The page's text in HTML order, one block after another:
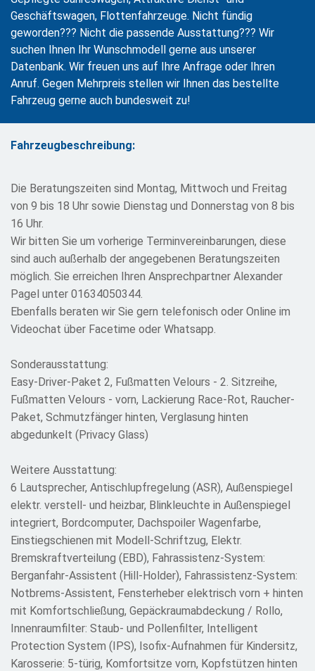
Geschäftswagen, Flottenfahrzeuge. Nicht fündig
geworden??? Nicht die passende Ausstattung??? Wir
suchen Ihnen Ihr Wunschmodell gerne aus unserer
Datenbank. Wir freuen uns auf Ihre Anfrage oder Ihren
Anruf. Gegen Mehrpreis stellen wir Ihnen das bestellte
Fahrzeug gerne auch bundesweit zu!
Fahrzeugbeschreibung:
Die Beratungszeiten sind Montag, Mittwoch und Freitag
von 9 bis 18 Uhr sowie Dienstag und Donnerstag von 8 bis
16 Uhr.
Wir bitten Sie um vorherige Terminvereinbarungen, diese
sind auch außerhalb der angegebenen Beratungszeiten
möglich. Sie erreichen Ihren Ansprechpartner Alexander
Pagel unter 01634050344.
Ebenfalls beraten wir Sie gern telefonisch oder Online im
Videochat über Facetime oder Whatsapp.
Sonderausstattung:
Easy-Driver-Paket 2, Fußmatten Velours - 2. Sitzreihe,
Fußmatten Velours - vorn, Lackierung Race-Rot, Raucher-
Paket, Schmutzfänger hinten, Verglasung hinten
abgedunkelt (Privacy Glass)
Weitere Ausstattung:
6 Lautsprecher, Antischlupfregelung (ASR), Außenspiegel
elektr. verstell- und heizbar, Blinkleuchte in Außenspiegel
integriert, Bordcomputer, Dachspoiler Wagenfarbe,
Einstiegschienen mit Modell-Schriftzug, Elektr.
Bremskraftverteilung (EBD), Fahrassistenz-System:
Berganfahr-Assistent (Hill-Holder), Fahrassistenz-System:
Notbrems-Assistent, Fensterheber elektrisch vorn + hinten
mit Komfortschließung, Gepäckraumabdeckung / Rollo,
Innenraumfilter: Staub- und Pollenfilter, Intelligent
Protection System (IPS), Isofix-Aufnahmen für Kindersitz,
Karosserie: 5-türig, Komfortsitze vorn, Kopfstützen hinten